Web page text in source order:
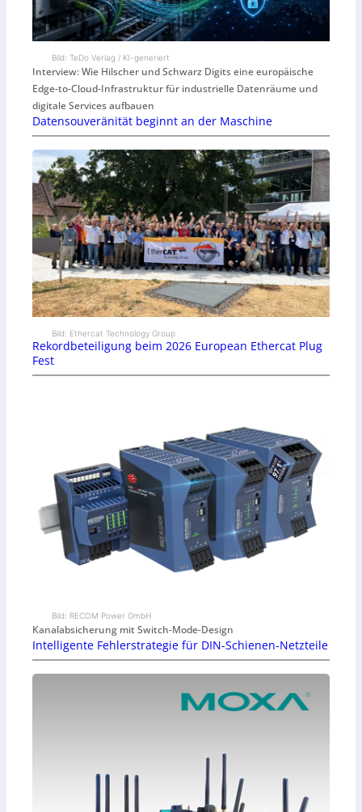
Bild: TeDo Verlag / KI-generiert
Interview: Wie Hilscher und Schwarz Digits eine europäische
Edge-to-Cloud-Infrastruktur für industrielle Datenräume und
digitale Services aufbauen
Datensouveränität beginnt an der Maschine
Bild: Ethercat Technology Group
Rekordbeteiligung beim 2026 European Ethercat Plug
Fest
Bild: RECOM Power GmbH
Kanalabsicherung mit Switch-Mode-Design
Intelligente Fehlerstrategie für DIN-Schienen-Netzteile